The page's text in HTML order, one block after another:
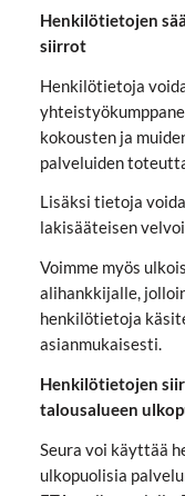
Henkilötietojen
siirrot
Henkilötietoja
kokousten ja
palveluiden
Lisäksi tietoja
lakisääteisen
Voimme myös
alihankkijalle,
henkilötietoja
asianmukaisesti.
Henkilötietojen
talousalueen
Seura voi käyttää
ulkopuolisia